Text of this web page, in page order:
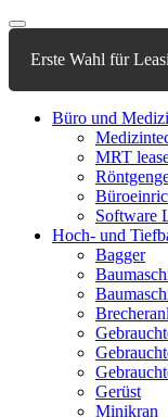
Erste Wahl für
Büro und
MRT
Software
Hoch- und
Bagger
Gerüst
Minikran